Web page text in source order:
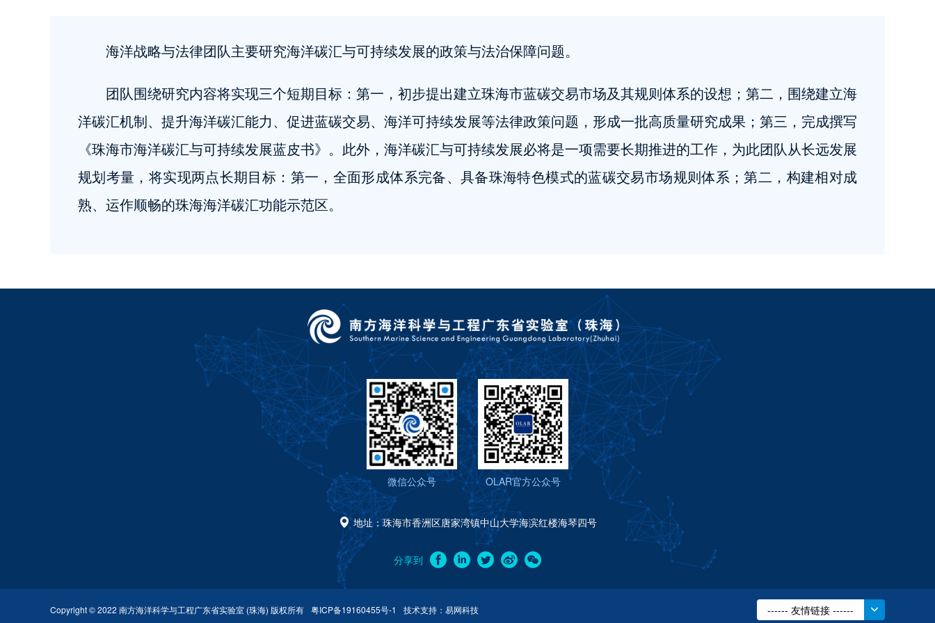
海洋战略与法律团队主要研究海洋碳汇与可持续发展的政策与法治保障问题。
团队围绕研究内容将实现三个短期目标：第一，初步提出建立珠海市蓝碳交易市场及其规则体系的设想；第二，围绕建立海
洋碳汇机制、提升海洋碳汇能力、促进蓝碳交易、海洋可持续发展等法律政策问题，形成一批高质量研究成果；第三，完成撰写
《珠海市海洋碳汇与可持续发展蓝皮书》。此外，海洋碳汇与可持续发展必将是一项需要长期推进的工作，为此团队从长远发展
规划考量，将实现两点长期目标：第一，全面形成体系完备、具备珠海特色模式的蓝碳交易市场规则体系；第二，构建相对成
熟、运作顺畅的珠海海洋碳汇功能示范区。
微信公众号 OLAR官方公众号
地址：珠海市香洲区唐家湾镇中山大学海滨红楼海琴四号
分享到
------ 友情链接 ------
Copyright © 2022 南方海洋科学与工程广东省实验室 (珠海) 版权所有 粤ICP备19160455号-1 技术支持： 易网科技